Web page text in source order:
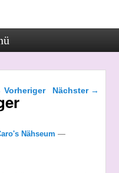
Vorheriger Nächster →
Nähseum —